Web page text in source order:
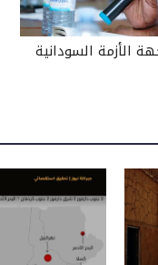
الأزمة السودانية